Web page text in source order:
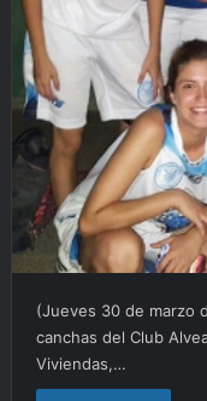
(Jueves 30 de marzo
canchas del Club
Viviendas,…